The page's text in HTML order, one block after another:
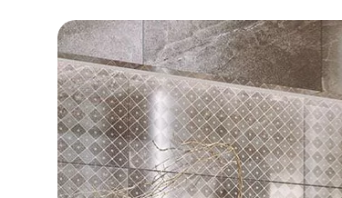
BLOG
MÓJ PROFIL
GDZIE KUPIĆ
O NAS
KARIERA